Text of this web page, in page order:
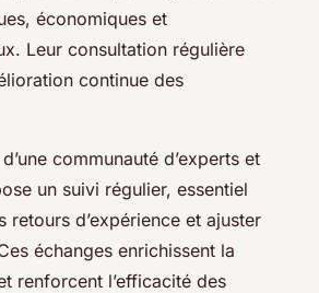
économiques et
Leur consultation régulière
continue des
communauté d’experts et
un suivi régulier, essentiel
retours d’expérience et ajuster
échanges enrichissent la
renforcent l’efficacité des